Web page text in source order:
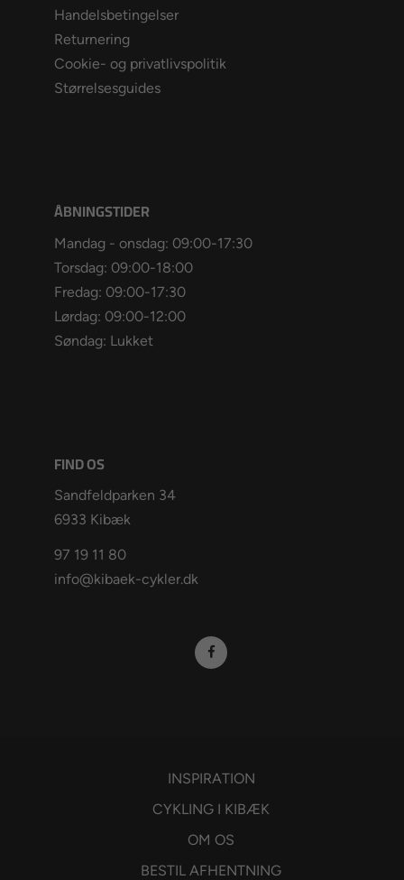
Handelsbetingelser
Returnering
Cookie- og privatlivspolitik
Størrelsesguides
ÅBNINGSTIDER
Mandag - onsdag: 09:00-17:30
Torsdag: 09:00-18:00
Fredag: 09:00-17:30
Lørdag: 09:00-12:00
Søndag: Lukket
FIND OS
Sandfeldparken 34
6933 Kibæk
97 19 11 80
info@kibaek-cykler.dk
INSPIRATION
CYKLING I KIBÆK
OM OS
BESTIL AFHENTNING